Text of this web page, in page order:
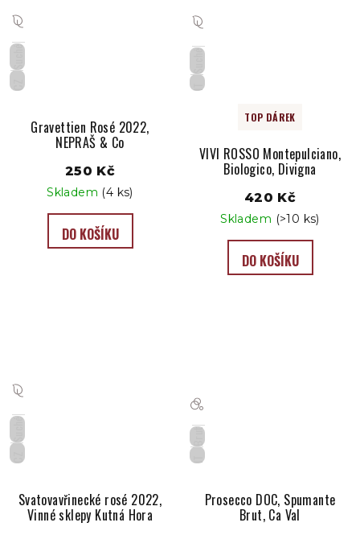
CZ
Suché
Gravettien Rosé 2022,
NEPRAŠ & Co
250 Kč
Skladem (4 ks)
DO KOŠÍKU
IT
Suché
TOP DÁREK
VIVI ROSSO Montepulciano,
Biologico, Divigna
420 Kč
Skladem (>10 ks)
DO KOŠÍKU
CZ
Suché
Svatovavřinecké rosé 2022,
Vinné sklepy Kutná Hora
IT
Brut
Prosecco DOC, Spumante
Brut, Ca Val